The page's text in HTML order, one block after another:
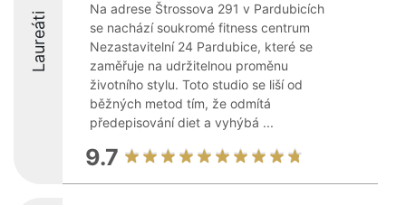
Laureáti
Na adrese Štrossova 291 v Pardubicích
se nachází soukromé fitness centrum
Nezastavitelní 24 Pardubice, které se
zaměřuje na udržitelnou proměnu
životního stylu. Toto studio se liší od
běžných metod tím, že odmítá
předepisování diet a vyhýbá ...
9.7